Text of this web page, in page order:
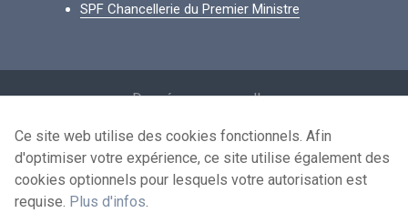
SPF Chancellerie du Premier Ministre
Données personnelles
Conditions de réutilisation
Contactez-nous
Ce site web utilise des cookies fonctionnels. Afin
d'optimiser votre expérience, ce site utilise également des
cookies optionnels pour lesquels votre autorisation est
requise. Plus d'infos.